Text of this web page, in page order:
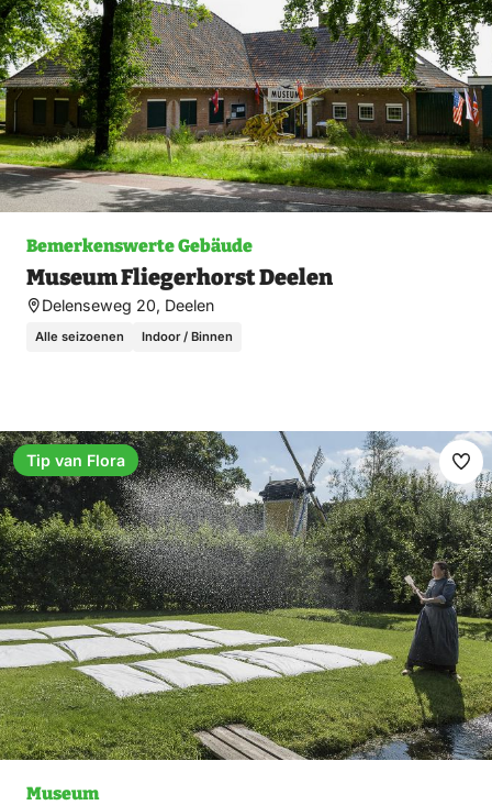
Bemerkenswerte Gebäude
Museum Fliegerhorst Deelen
Delenseweg 20, Deelen
Alle seizoenen Indoor / Binnen
Museum
Tip van Flora